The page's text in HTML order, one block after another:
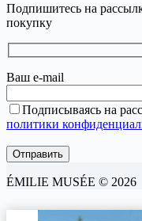
Подпишитесь на
покупку
Ваш e-mail
Подписываясь на
политики
ÉMILIE MUSÉE © 2026